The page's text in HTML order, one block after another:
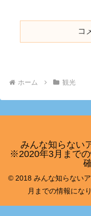
コ
ホーム 観光
みんな知らない
※2020年3月まで
© 2018 みんな知らない
月までの情報にな